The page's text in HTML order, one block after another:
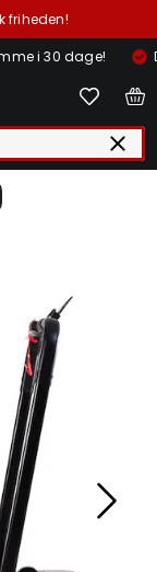
friheden!
i 30 dage!